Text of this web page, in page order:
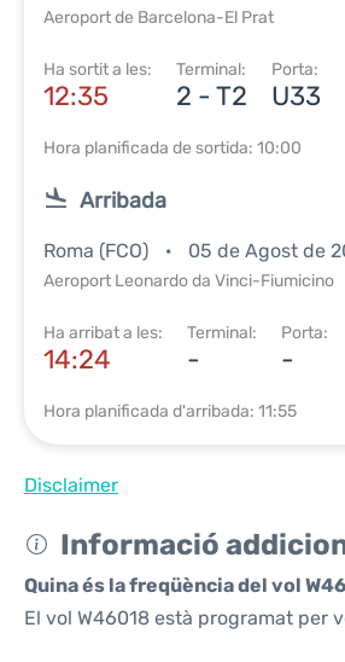
Aeroport de Barcelona-El Prat
Ha sortit a les:
12:35
Terminal:
2 - T2
Porta:
U33
Hora planificada de sortida: 10:00
Arribada
Roma (FCO) 05 de Agost de
Aeroport Leonardo da Vinci-Fiumicino
Ha arribat a les:
14:24
Terminal:
-
Porta:
-
Hora planificada d'arribada: 11:55
Disclaimer
Informació
Quina és la freqüència del vol
El vol W46018 està programat per